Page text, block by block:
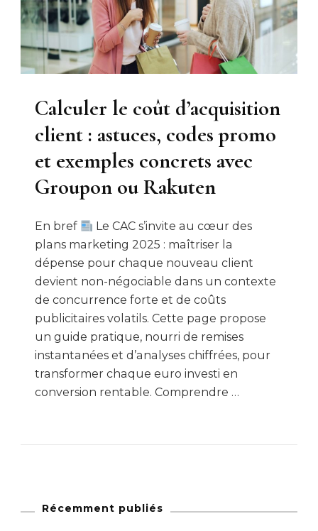
Calculer le coût d’acquisition
client : astuces, codes promo
et exemples concrets avec
Groupon ou Rakuten
En bref
Le CAC s’invite au cœur des
plans marketing 2025 : maîtriser la
dépense pour chaque nouveau client
devient non-négociable dans un contexte
de concurrence forte et de coûts
publicitaires volatils. Cette page propose
un guide pratique, nourri de remises
instantanées et d’analyses chiffrées, pour
transformer chaque euro investi en
conversion rentable. Comprendre …
Récemment publiés